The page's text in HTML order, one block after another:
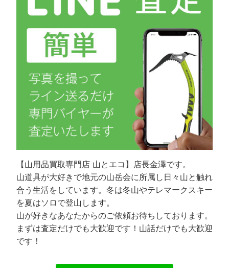
【山用品買取専門店 山とエコ】店長金澤です。
山道具が大好きで地元の山岳会に所属し日々山と触れ
合う生活をしています。冬は冬山やテレマークスキー
を夏はソロで登山します。
山が好きなあなたからのご依頼お待ちしております。
まずは査定だけでも大歓迎です！山話だけでも大歓迎
です！